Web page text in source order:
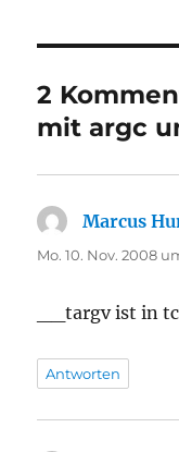
2
mit argc
Marcus
Mo. 10. Nov. 2008
__targv ist in
Antworten